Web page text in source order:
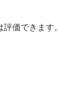
価できます。